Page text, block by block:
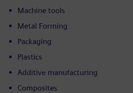
Machine tools
Metal Forming
Packaging
Plastics
Additive manufacturing
Composites